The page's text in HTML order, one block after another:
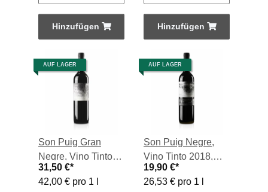
Hinzufügen Hinzufügen
AUF LAGER
Son Puig Gran
Negre, Vino Tinto
2017, 0,75-l-
Flasche
31,50 €*
42,00 € pro 1 l
AUF LAGER
Son Puig Negre,
Vino Tinto 2018,
0,75-l-Flasche
19,90 €*
26,53 € pro 1 l